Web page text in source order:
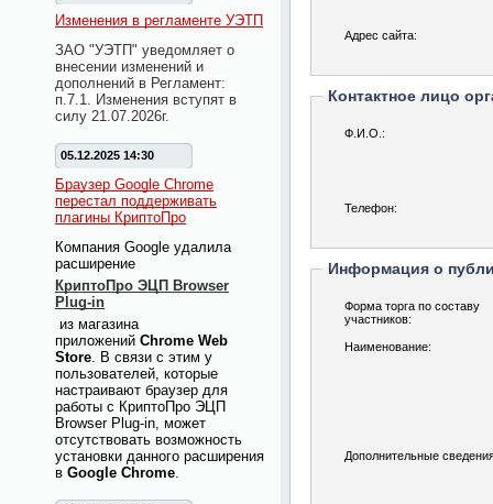
Изменения в регламенте УЭТП
ЗАО "УЭТП" уведомляет о
внесении изменений и
дополнений в Регламент:
п.7.1. Изменения вступят в
силу 21.07.2026г.
05.12.2025 14:30
Браузер Google Chrome
перестал поддерживать
плагины КриптоПро
Компания Google удалила
расширение
КриптоПро ЭЦП Browser
Plug-in
из магазина
приложений Chrome Web
Store. В связи с этим у
пользователей, которые
настраивают браузер для
работы с КриптоПро ЭЦП
Browser Plug-in, может
отсутствовать возможность
установки данного расширения
в Google Chrome.
Адрес сайта:
Контактное лицо
Ф.И.О.:
Телефон:
Информация о
Форма торга по составу
участников:
Наименование:
Дополнительные